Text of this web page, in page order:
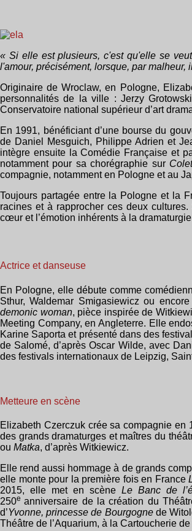
« Si elle est plusieurs, c'est qu'elle se
l'amour, précisément, lorsque, par
Originaire de Wroclaw, en Pologne,
personnalités de la ville : Jerzy
Conservatoire national supérieur d’art
En 1991, bénéficiant d’une bourse du
de Daniel Mesguich, Philippe Adrien et
intègre ensuite la Comédie Française et
notamment pour sa chorégraphie sur
compagnie, notamment en Pologne et au
Toujours partagée entre la Pologne et la
racines et à rapprocher ces deux
cœur et l’émotion inhérents à la
Actrice et danseuse
En Pologne, elle débute comme
Sthur, Waldemar Smigasiewicz ou
demonic woman, pièce inspirée de
Meeting Company, en Angleterre. Elle
Karine Saporta et présenté dans des
de Salomé, d’après Oscar Wilde, avec
des festivals internationaux de Leipzig,
Metteure en scène
Elizabeth Czerczuk crée sa compagnie
des grands dramaturges et maîtres du
ou Matka, d’après Witkiewicz.
Elle rend aussi hommage à de grands
elle monte pour la première fois en France
2015, elle met en scène Le Banc de
250e anniversaire de la création du
d’Yvonne, princesse de Bourgogne de
Théâtre de l’Aquarium, à la Cartoucherie